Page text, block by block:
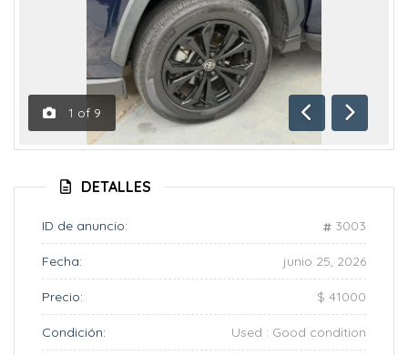
1 of 9
Anterior
DETALLES
ID de anuncio: 3003
Fecha: junio 25, 2026
Precio: $ 41000
Condición: Used : Good condition